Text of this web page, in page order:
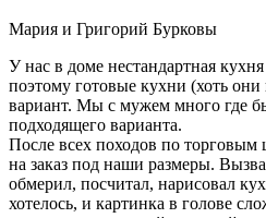
Мария и Григорий Бурковы
У нас в доме нестандартная
поэтому готовые кухни (хоть
вариант. Мы с мужем много где
подходящего варианта.
После всех походов по
на заказ под наши размеры.
обмерил, посчитал, нарисовал
хотелось, и картинка в голове